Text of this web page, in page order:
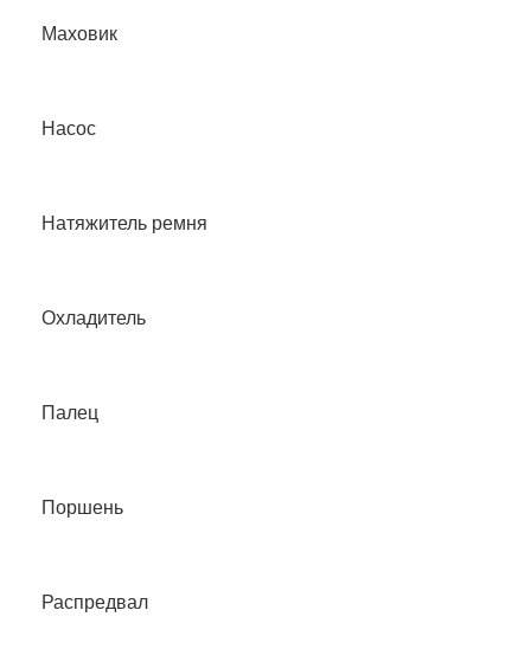
Маховик
Насос
Натяжитель ремня
Охладитель
Палец
Поршень
Распредвал